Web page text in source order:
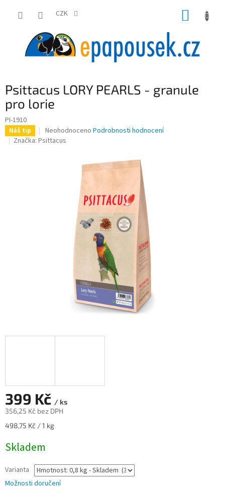
CZK
Psittacus LORY PEARLS - granule
pro lorie
PI-1910
Náš tip
Průměrné
hodnocení
Neohodnoceno Podrobnosti hodnocení
Značka: Psittacus
399 Kč / ks
356,25 Kč bez DPH
Měrná
498,75 Kč / 1 kg
Skladem
Varianta
Možnosti doručení